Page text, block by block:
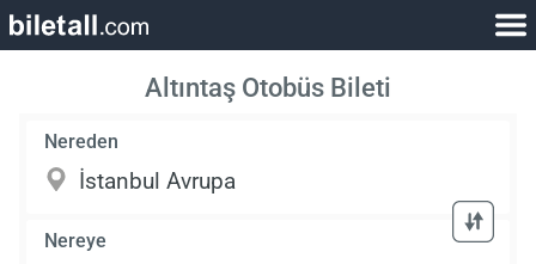
Altıntaş Otobüs Bileti
Nereden
Nereye